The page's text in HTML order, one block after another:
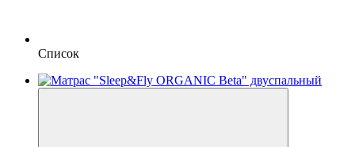
Список